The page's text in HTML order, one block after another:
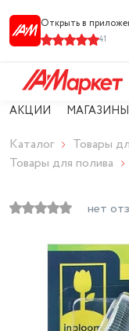
Открыть в
41
АКЦИИ МАГАЗИНЫ
Каталог
Товары
Товары для полива
нет